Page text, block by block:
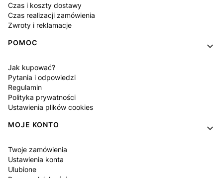
Czas i koszty dostawy
Czas realizacji zamówienia
Zwroty i reklamacje
POMOC
Jak kupować?
Pytania i odpowiedzi
Regulamin
Polityka prywatności
Ustawienia plików cookies
MOJE KONTO
Twoje zamówienia
Ustawienia konta
Ulubione